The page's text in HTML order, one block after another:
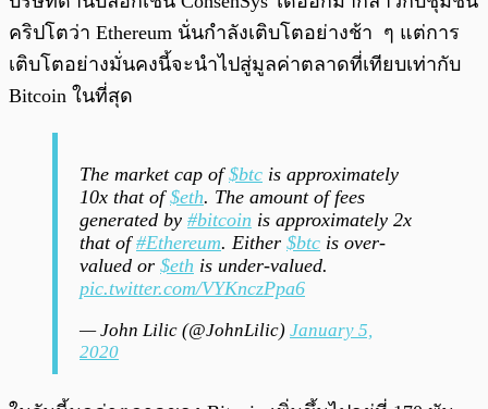
คริปโตว่า Ethereum นั่นกำลังเติบโตอย่างช้า ๆ แต่การ
เติบโตอย่างมั่นคงนี้จะนำไปสู่มูลค่าตลาดที่เทียบเท่ากับ
Bitcoin ในที่สุด
The market cap of$btc is approximately
10x that of$eth. The amount of fees
generated by #bitcoin is approximately 2x
that of#Ethereum. Either $btc is over-
valued or $eth is under-valued.
pic.twitter.com/VYKnczPpa6
— John Lilic (@JohnLilic) January 5,
2020